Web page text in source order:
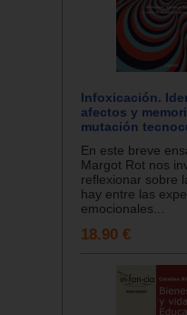
Infoxicación.
afectos y
mutación
En este breve
Margot Rot nos
reflexionar sobre
hay entre las
emocionales...
18.90 €